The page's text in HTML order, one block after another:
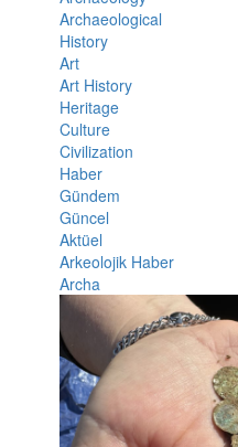
Archaeological
History
Art
Art History
Heritage
Culture
Civilization
Haber
Gündem
Güncel
Aktüel
Arkeolojik Haber
Archa